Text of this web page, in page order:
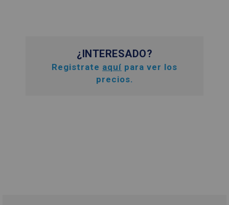
¿INTERESADO?
Registrate aquí para ver los
precios.